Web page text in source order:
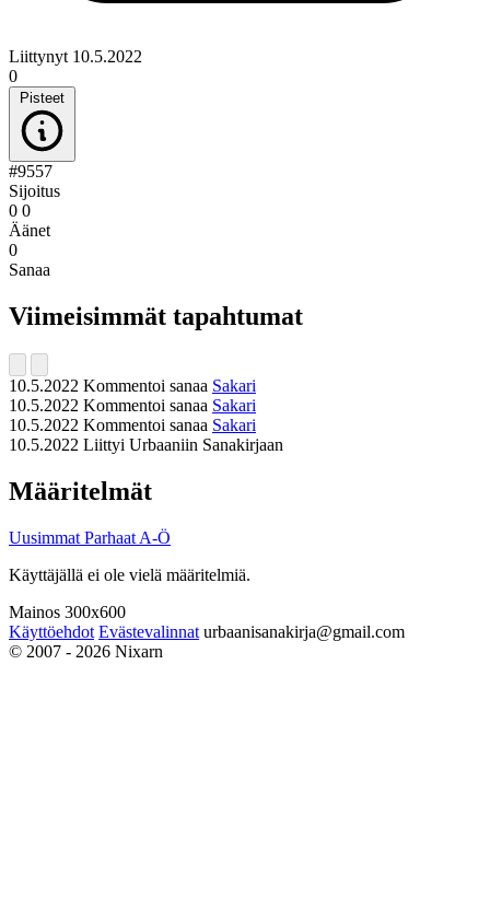
Liittynyt 10.5.2022
0
Pisteet
#9557
Sijoitus
0 0
Äänet
0
Sanaa
Viimeisimmät tapahtumat
10.5.2022 Kommentoi sanaa Sakari
10.5.2022 Kommentoi sanaa Sakari
10.5.2022 Kommentoi sanaa Sakari
10.5.2022 Liittyi Urbaaniin Sanakirjaan
Määritelmät
Uusimmat Parhaat A-Ö
Käyttäjällä ei ole vielä määritelmiä.
Mainos 300x600
Käyttöehdot Evästevalinnat urbaanisanakirja@gmail.com
© 2007 - 2026 Nixarn